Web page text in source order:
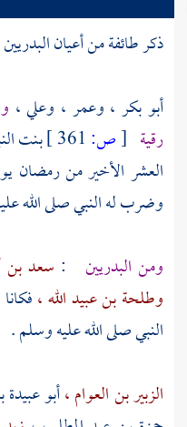
ذكر طائفة من أعيان البدريين
أبو بكر ، وعمر ، وعلي ،
رقية [ص:
بنت
العشر الأخير من رمضان
وضرب له النبي صلى الله
ومن البدريين : سعد بن
وطلحة بن عبيد الله ،فكانا
النبي صلى الله عليه وسلم .
الزبير بن العوام ،أبو